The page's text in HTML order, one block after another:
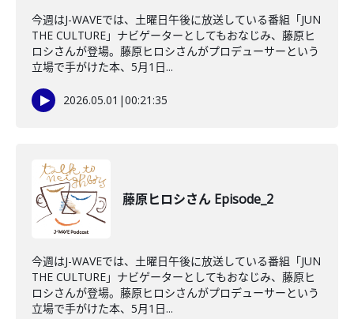
今週はJ-WAVEでは、土曜日午後に放送している番組「JUN
THE CULTURE」ナビゲーターとしてもおなじみ、藤原ヒ
ロシさんが登場。藤原ヒロシさんがプロデューサーという
立場で手がけた本、5月1日...
2026.05.01 |00:21:35
藤原ヒロシさん Episode_2
今週はJ-WAVEでは、土曜日午後に放送している番組「JUN
THE CULTURE」ナビゲーターとしてもおなじみ、藤原ヒ
ロシさんが登場。藤原ヒロシさんがプロデューサーという
立場で手がけた本、5月1日...